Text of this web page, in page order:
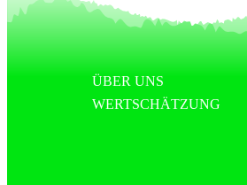
ÜBER UNS
WERTSCHÄTZUNG